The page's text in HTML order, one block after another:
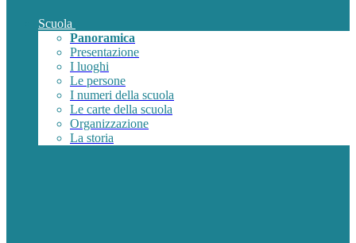
Scuola
Panoramica
Presentazione
I luoghi
Le persone
I numeri della scuola
Le carte della scuola
Organizzazione
La storia